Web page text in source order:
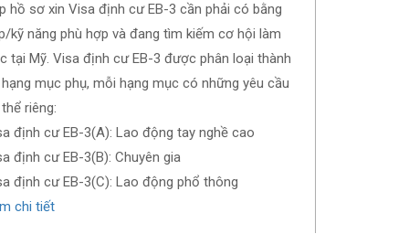
hồ sơ xin Visa định cư EB-3 cần phải có bằng
kỹ năng phù hợp và đang tìm kiếm cơ hội làm
tại Mỹ. Visa định cư EB-3 được phân loại thành
mục phụ, mỗi hạng mục có những yêu cầu
riêng:
định cư EB-3(A): Lao động tay nghề cao
định cư EB-3(B): Chuyên gia
định cư EB-3(C): Lao động phổ thông
chi tiết